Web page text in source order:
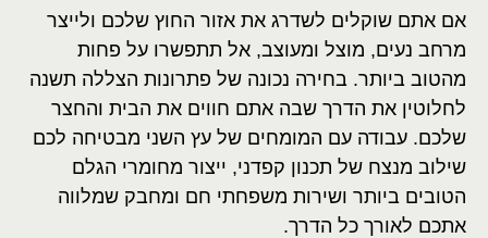
אם אתם שוקלים לשדרג את אזור החוץ שלכם ולייצר
מרחב נעים, מוצל ומעוצב, אל תתפשרו על פחות
מהטוב ביותר. בחירה נכונה של פתרונות הצללה תשנה
לחלוטין את הדרך שבה אתם חווים את הבית והחצר
שלכם. עבודה עם המומחים של עץ השני מבטיחה לכם
שילוב מנצח של תכנון קפדני, ייצור מחומרי הגלם
הטובים ביותר ושירות משפחתי חם ומחבק שמלווה
אתכם לאורך כל הדרך.